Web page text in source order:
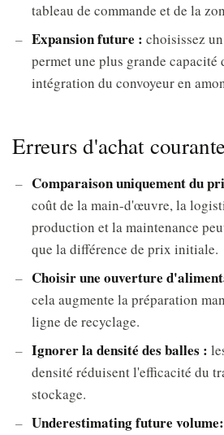
tableau de commande et de la
Expansion future : choisissez
permet une plus grande capacité
intégration du convoyeur en
Erreurs d'achat
Comparaison uniquement du
coût de la main-d'œuvre, la
production et la maintenance
que la différence de prix initiale.
Choisir une ouverture
cela augmente la préparation
ligne de recyclage.
Ignorer la densité des balles :
densité réduisent l'efficacité du
stockage.
Underestimating future volume: